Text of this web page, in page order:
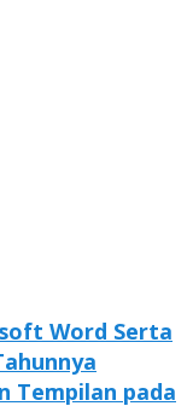
Word Serta
Tempilan pada